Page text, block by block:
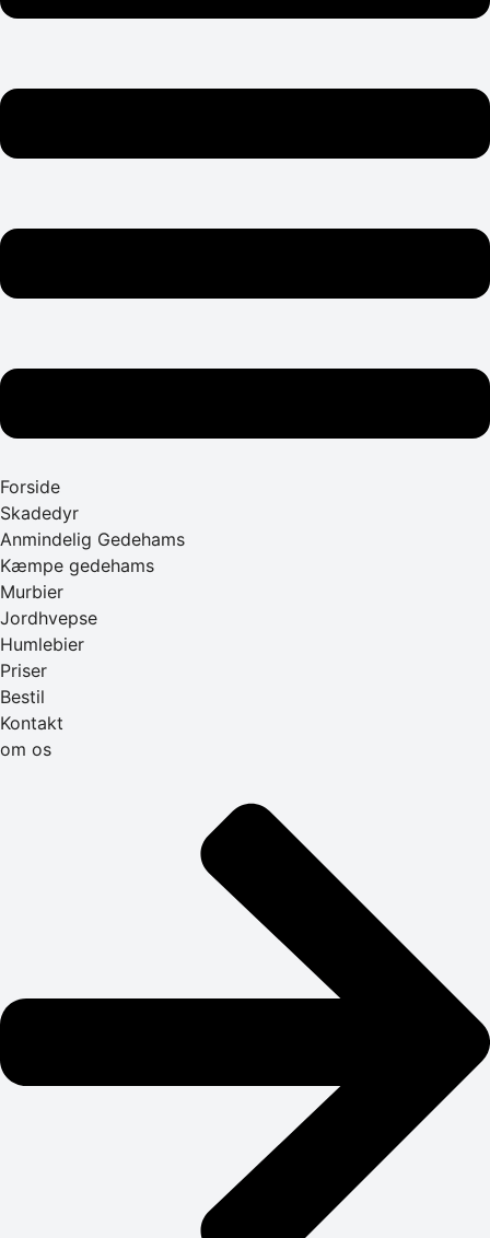
Forside
Skadedyr
Anmindelig Gedehams
Kæmpe gedehams
Murbier
Jordhvepse
Humlebier
Priser
Bestil
Kontakt
om os